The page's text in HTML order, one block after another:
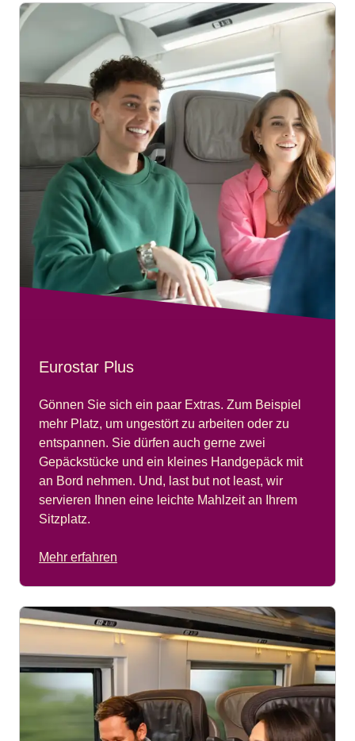
Eurostar Plus
Gönnen Sie sich ein paar Extras. Zum Beispiel
mehr Platz, um ungestört zu arbeiten oder zu
entspannen. Sie dürfen auch gerne zwei
Gepäckstücke und ein kleines Handgepäck mit
an Bord nehmen. Und, last but not least, wir
servieren Ihnen eine leichte Mahlzeit an Ihrem
Sitzplatz.
Mehr erfahren